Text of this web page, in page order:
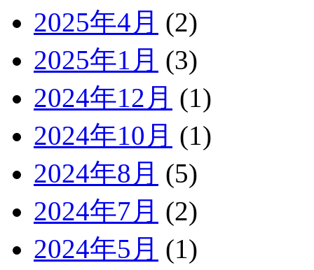
2025年4月 (2)
2025年1月 (3)
2024年12月 (1)
2024年10月 (1)
2024年8月 (5)
2024年7月 (2)
2024年5月 (1)